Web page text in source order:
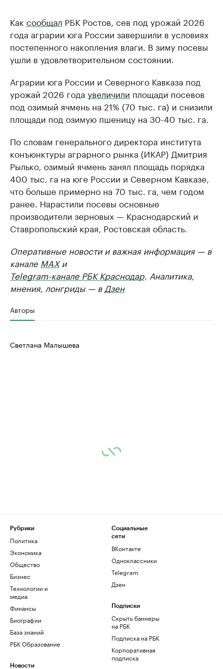
Как сообщал РБК Ростов, сев под урожай 2026
года аграрии юга России завершили в условиях
постепенного накопления влаги. В зиму посевы
ушли в удовлетворительном состоянии.
Аграрии юга России и Северного Кавказа под
урожай 2026 года увеличили площади посевов
под озимый ячмень на 21% (70 тыс. га) и снизили
площади под озимую пшеницу на 30-40 тыс. га.
По словам генерального директора института
конъюнктуры аграрного рынка (ИКАР) Дмитрия
Рылько, озимый ячмень занял площадь порядка
400 тыс. га на юге России и Северном Кавказе,
что больше примерно на 70 тыс. га, чем годом
ранее. Нарастили посевы основные
производители зерновых — Краснодарский и
Ставропольский края, Ростовская область.
Оперативные новости и важная информация — в
канале MAXи
Telegram-канале РБК Краснодар. Аналитика,
мнения, лонгриды — в Дзен
Авторы
Светлана Малышева
Рубрики
Политика
Экономика
Общество
Бизнес
Технологии и
медиа
Финансы
Биографии
База знаний
РБК Образование
Новости
Социальные
сети
ВКонтакте
Одноклассники
Telegram
Дзен
Подписки
Скрыть баннеры
на РБК
Подписка на РБК
Корпоративная
подписка